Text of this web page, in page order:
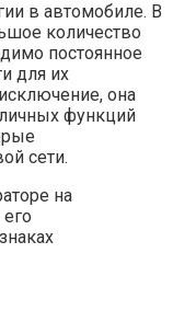
в автомобиле. В
количество
постоянное
для их
она
функций
сети.
на